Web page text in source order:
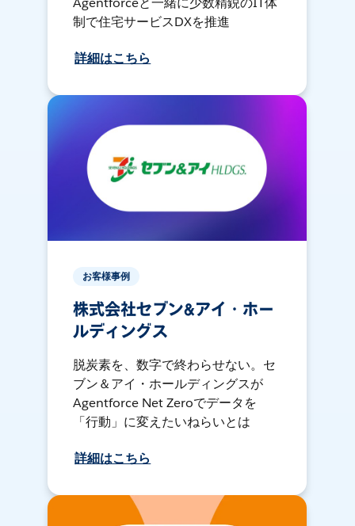
制で住宅サービスDXを推進
詳細はこちら
お客様事例
株式会社セブン&アイ・ホー
ルディングス
脱炭素を、数字で終わらせない。セ
ブン＆アイ・ホールディングスが
Agentforce Net Zeroでデータを
「行動」に変えたいねらいとは
詳細はこちら